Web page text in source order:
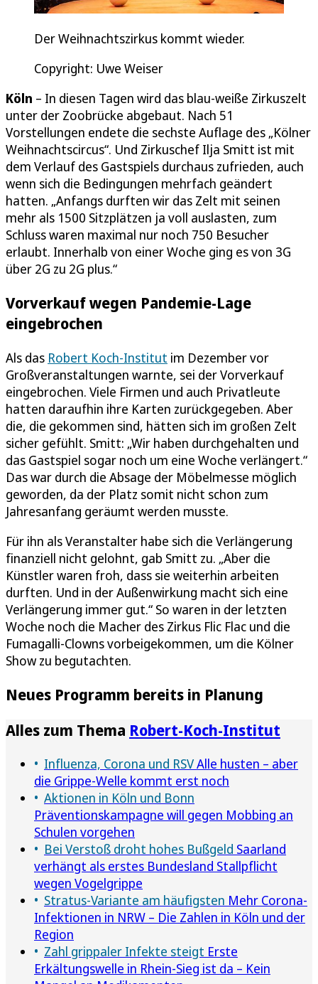
Der Weihnachtszirkus kommt wieder.
Copyright: Uwe Weiser
Köln – In diesen Tagen wird das blau-weiße Zirkuszelt
unter der Zoobrücke abgebaut. Nach 51
Vorstellungen endete die sechste Auflage des „Kölner
Weihnachtscircus“. Und Zirkuschef Ilja Smitt ist mit
dem Verlauf des Gastspiels durchaus zufrieden, auch
wenn sich die Bedingungen mehrfach geändert
hatten. „Anfangs durften wir das Zelt mit seinen
mehr als 1500 Sitzplätzen ja voll auslasten, zum
Schluss waren maximal nur noch 750 Besucher
erlaubt. Innerhalb von einer Woche ging es von 3G
über 2G zu 2G plus.“
Vorverkauf wegen Pandemie-Lage
eingebrochen
Als das Robert Koch-Institut im Dezember vor
Großveranstaltungen warnte, sei der Vorverkauf
eingebrochen. Viele Firmen und auch Privatleute
hatten daraufhin ihre Karten zurückgegeben. Aber
die, die gekommen sind, hätten sich im großen Zelt
sicher gefühlt. Smitt: „Wir haben durchgehalten und
das Gastspiel sogar noch um eine Woche verlängert.“
Das war durch die Absage der Möbelmesse möglich
geworden, da der Platz somit nicht schon zum
Jahresanfang geräumt werden musste.
Für ihn als Veranstalter habe sich die Verlängerung
finanziell nicht gelohnt, gab Smitt zu. „Aber die
Künstler waren froh, dass sie weiterhin arbeiten
durften. Und in der Außenwirkung macht sich eine
Verlängerung immer gut.“ So waren in der letzten
Woche noch die Macher des Zirkus Flic Flac und die
Fumagalli-Clowns vorbeigekommen, um die Kölner
Show zu begutachten.
Neues Programm bereits in Planung
Alles zum Thema Robert-Koch-Institut
Influenza, Corona und RSVAlle husten – aber
die Grippe-Welle kommt erst noch
Aktionen in Köln und Bonn
Präventionskampagne will gegen Mobbing an
Schulen vorgehen
Bei Verstoß droht hohes Bußgeld Saarland
verhängt als erstes Bundesland Stallpflicht
wegen Vogelgrippe
Stratus-Variante am häufigsten Mehr Corona-
Infektionen in NRW – Die Zahlen in Köln und der
Region
Zahl grippaler Infekte steigt Erste
Erkältungswelle in Rhein-Sieg ist da – Kein